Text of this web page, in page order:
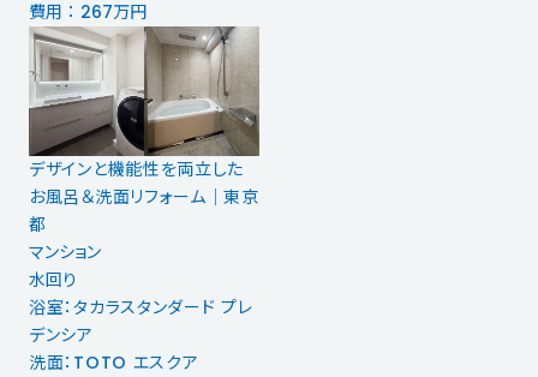
費用 ： 267万円
デザインと機能性を両立した
お風呂＆洗面リフォーム｜東京
都
マンション
水回り
浴室：タカラスタンダード プレ
デンシア
洗面：TOTO エスクア